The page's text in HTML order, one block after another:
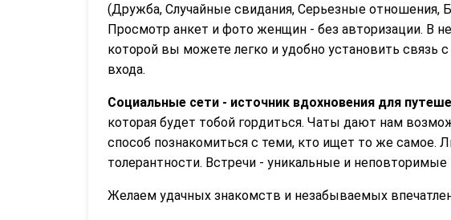
(Дружба, Случайные свидания, Серьезные отношения,
Просмотр анкет и фото женщин - без авторизации. В
которой вы можете легко и удобно установить связь
входа.
Социальные сети - источник вдохновения для
которая будет тобой гордиться. Чаты дают нам
способ познакомиться с теми, кто ищет то же самое.
толерантности. Встречи - уникальные и
Желаем удачных знакомств и незабываемых